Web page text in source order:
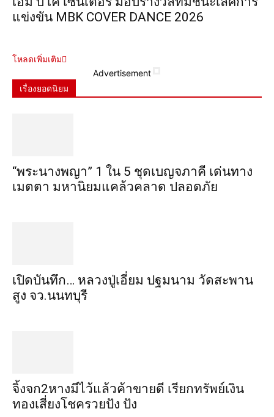
แข่งขัน MBK COVER DANCE 2026
โหลดเพิ่มเติม
Advertisement
เรื่องยอดนิยม
“พระ​นาง​พญา” 1 ใน 5​ ชุดเบญจ​ภาคี​ เด่นทาง
เมตตา​ มหา​นิยม​แคล้วคลาด​ ปลอดภัย​
เปิดบันทึก… หลวงปู่เอี่ยม ​ปฐม​นาม​ วัดสะพาน
สูง​ จว.นนทบุรี
จิ้งจก​2​หาง​มีไว้แล้ว​ค้าขาย​ดี​ เรียก​ทรัพย์เงิน
ทอง​เสี่ยงโชค​รวยปัง​ ปัง​